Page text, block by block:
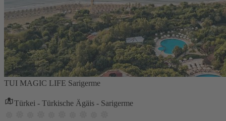
TUI MAGIC LIFE Sarigerme
Türkei - Türkische Ägäis - Sarigerme